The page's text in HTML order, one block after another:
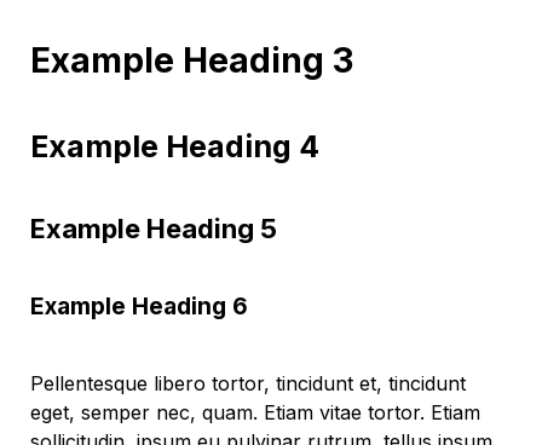
Example Heading 3
Example Heading 4
Example Heading 5
Example Heading 6
Pellentesque libero tortor, tincidunt et, tincidunt
eget, semper nec, quam. Etiam vitae tortor. Etiam